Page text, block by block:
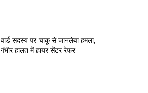
वार्ड सदस्य पर चाकू से जानलेवा हमला,
गंभीर हालत में हायर सेंटर रेफर